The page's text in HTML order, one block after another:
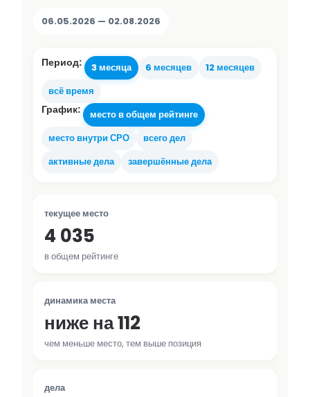
06.05.2026 — 02.08.2026
Период: 3 месяца 6 месяцев
12 месяцев
всё время
График:
место в общем рейтинге
место внутри СРО
всего дел
активные дела
завершённые дела
текущее место
4 035
в общем рейтинге
динамика места
ниже на 112
чем меньше место, тем выше позиция
дела